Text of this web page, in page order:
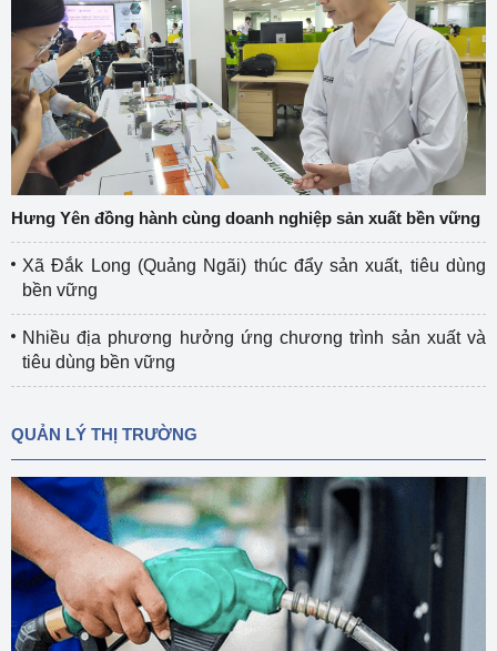
Hưng Yên đồng hành cùng doanh nghiệp sản xuất bền vững
Xã Đắk Long (Quảng Ngãi) thúc đẩy sản xuất, tiêu dùng
bền vững
Nhiều địa phương hưởng ứng chương trình sản xuất và
tiêu dùng bền vững
QUẢN LÝ THỊ TRƯỜNG